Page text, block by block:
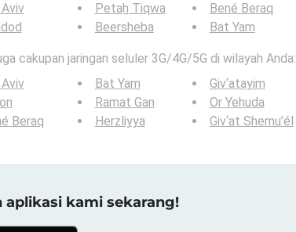
Petaẖ Tiqwa
Beersheba
Bené Beraq
Bat Yam
cakupan jaringan seluler 3G/4G/5G di wilayah Anda:
Beraq
Bat Yam
Ramat Gan
Herzliyya
Giv‘atayim
Or Yehuda
Giv‘at Shemu’él
kami sekarang!